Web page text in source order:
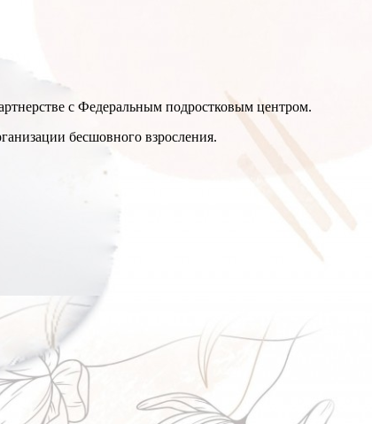
с Федеральным подростковым центром.
бесшовного взросления.